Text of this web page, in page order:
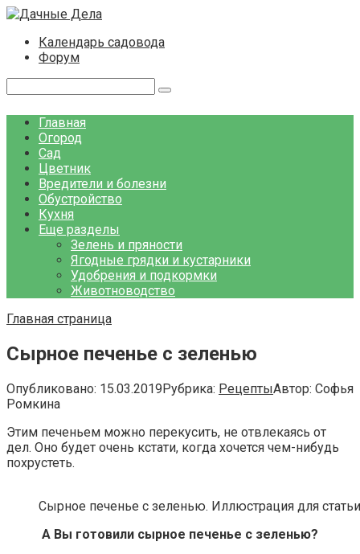
Перейти
контентуКалендарь садовода
Форум
Главная
Огород
Сад
Цветник
Вредители и болезни
Обустройство
Кухня
Еще разделы
Зелень и пряности
Ягодные грядки и кустарники
Удобрения и подкормки
Животноводство
Главная страница
Сырное печенье с зеленью
Опубликовано: 15.03.2019Рубрика: РецептыАвтор: Софья
Ромкина
Этим печеньем можно перекусить, не отвлекаясь от
дел. Оно будет очень кстати, когда хочется чем-нибудь
похрустеть.
Сырное печенье с зеленью. Иллюстрация для
А Вы готовили сырное печенье с зеленью?